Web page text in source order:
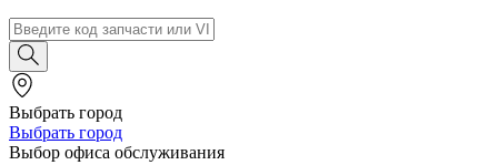
Выбрать город
Выбрать город
Выбор офиса обслуживания